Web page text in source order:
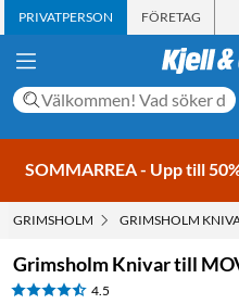
PRIVATPERSON FÖRETAG
SOMMARREA - Upp till
GRIMSHOLM GRIMSHOLM
Grimsholm Knivar till
4.5